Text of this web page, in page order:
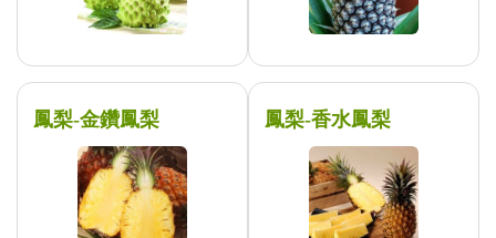
鳳梨-金鑽鳳梨 鳳梨-香水鳳梨